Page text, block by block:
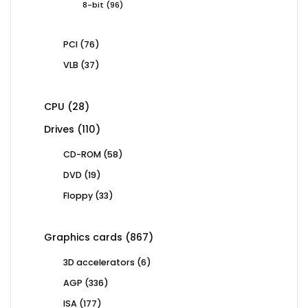
8-bit
9696
PCI 7676
VLB 3737
CPU 2828
Drives 110110
CD-ROM 5858
DVD 1919
Floppy 3333
Graphics cards 867867
3D accelerators 66
AGP 336336
ISA 177177